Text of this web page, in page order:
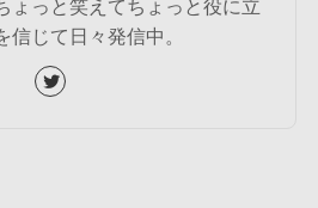
ょっと笑えてちょっと役に立
信じて日々発信中。